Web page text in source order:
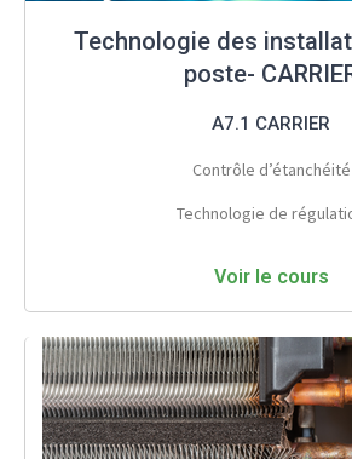
Technologie des
poste-
A7.1 CARRIER
Contrôle d’étanchéité
Technologie de
Voir le cours